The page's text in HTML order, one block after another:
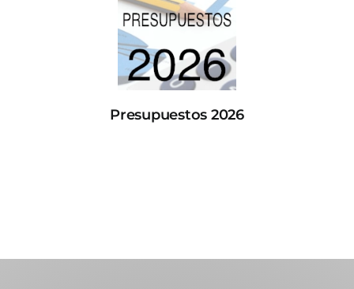
Presupuestos 2026